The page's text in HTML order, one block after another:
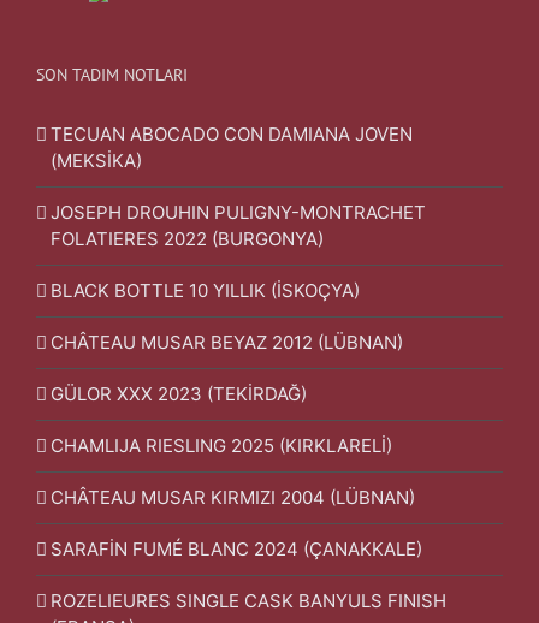
SON TADIM NOTLARI
TECUAN ABOCADO CON DAMIANA JOVEN
(MEKSİKA)
JOSEPH DROUHIN PULIGNY-MONTRACHET
FOLATIERES 2022 (BURGONYA)
BLACK BOTTLE 10 YILLIK (İSKOÇYA)
CHÂTEAU MUSAR BEYAZ 2012 (LÜBNAN)
GÜLOR XXX 2023 (TEKİRDAĞ)
CHAMLIJA RIESLING 2025 (KIRKLARELİ)
CHÂTEAU MUSAR KIRMIZI 2004 (LÜBNAN)
SARAFİN FUMÉ BLANC 2024 (ÇANAKKALE)
ROZELIEURES SINGLE CASK BANYULS FINISH